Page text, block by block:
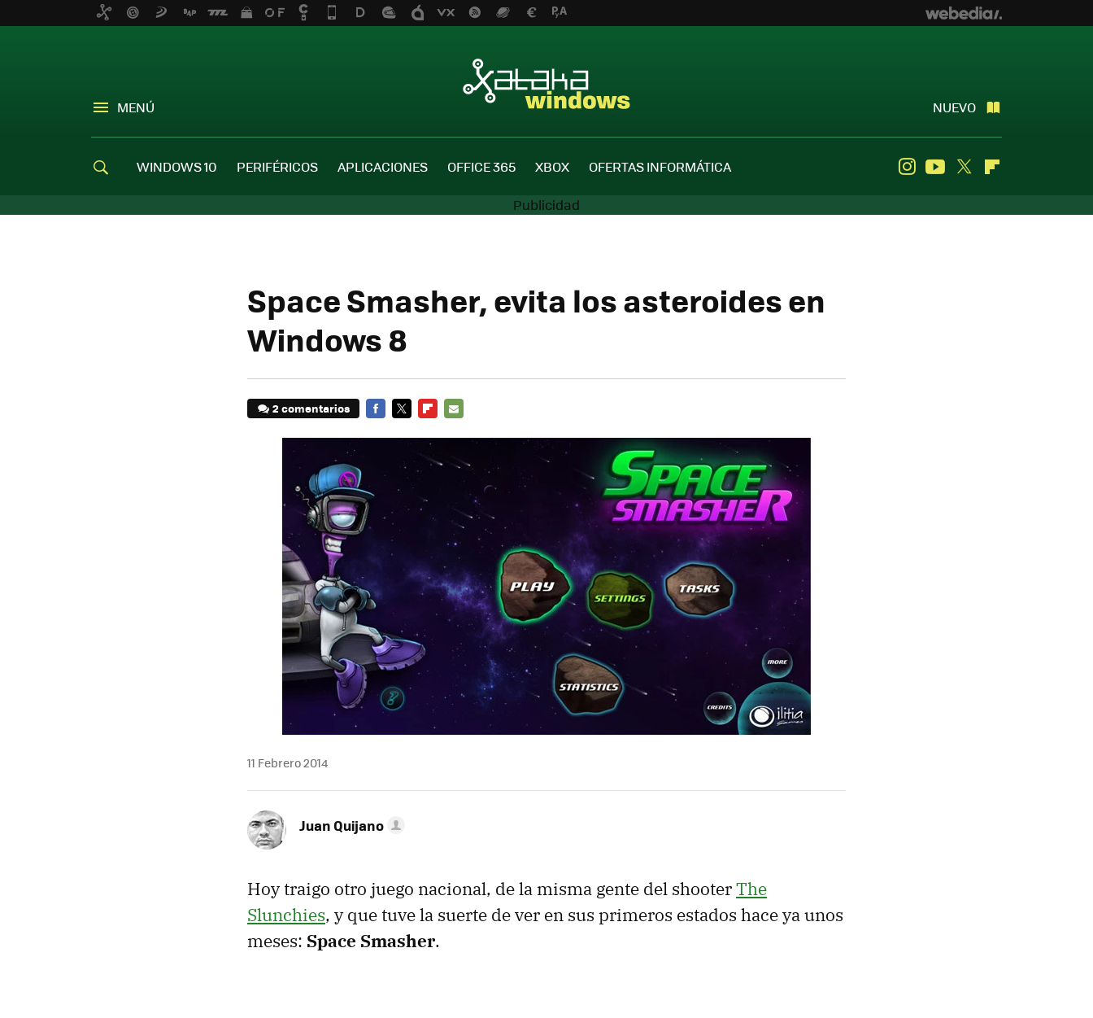
MENÚ NUEVO
WINDOWS 10 PERIFÉRICOS APLICACIONES OFFICE 365 XBOX OFERTAS INFORMÁTICA InstagramYoutube
Twitter
Space Smasher, evita los asteroides en
Windows 8
2 comentarios
11 Febrero 2014
Juan Quijano
Hoy traigo otro juego nacional, de la misma gente del shooterThe
Slunchies, y que tuve la suerte de ver en sus primeros estados hace ya unos
meses: Space Smasher.